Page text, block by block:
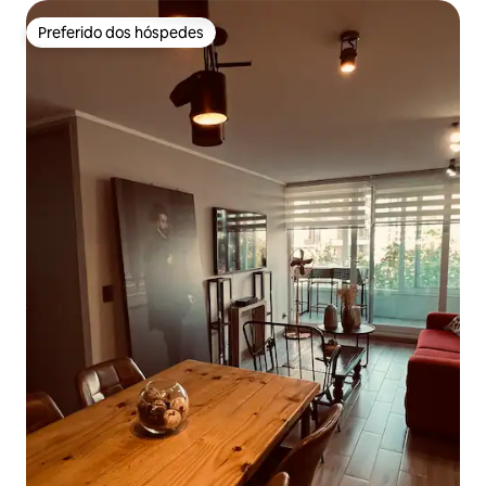
Preferido dos hóspedes
Preferido dos hóspedes